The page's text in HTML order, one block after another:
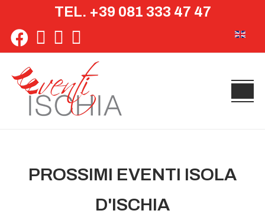
TEL. +39 081 333 47 47
PROSSIMI EVENTI ISOLA
D'ISCHIA